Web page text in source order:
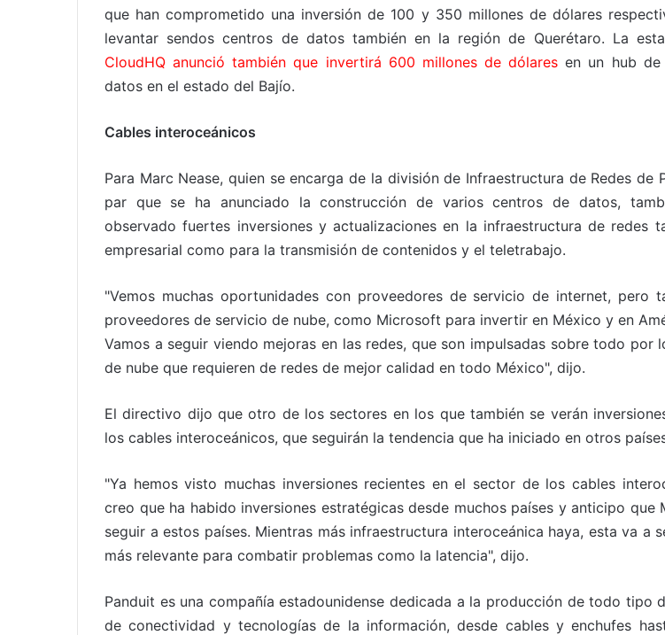
que han comprometido una inversión de 100 y 350 millones de dólares
levantar sendos centros de datos también en la región de Querétaro. La
CloudHQ anunció también que invertirá 600 millones de dólares en un hub
datos en el estado del Bajío.
Cables interoceánicos
Para Marc Nease, quien se encarga de la división de Infraestructura de Redes de
par que se ha anunciado la construcción de varios centros de datos,
observado fuertes inversiones y actualizaciones en la infraestructura de redes
empresarial como para la transmisión de contenidos y el teletrabajo.
"Vemos muchas oportunidades con proveedores de servicio de internet, pero
proveedores de servicio de nube, como Microsoft para invertir en México y en
Vamos a seguir viendo mejoras en las redes, que son impulsadas sobre todo por
de nube que requieren de redes de mejor calidad en todo México", dijo.
El directivo dijo que otro de los sectores en los que también se verán
los cables interoceánicos, que seguirán la tendencia que ha iniciado en otros
"Ya hemos visto muchas inversiones recientes en el sector de los cables
creo que ha habido inversiones estratégicas desde muchos países y anticipo que
seguir a estos países. Mientras más infraestructura interoceánica haya, esta va a
más relevante para combatir problemas como la latencia", dijo.
Panduit es una compañía estadounidense dedicada a la producción de todo tipo
de conectividad y tecnologías de la información, desde cables y enchufes